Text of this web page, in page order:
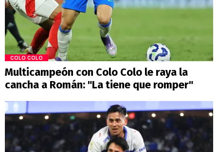
COLO COLO
Multicampeón con Colo Colo le raya la
cancha a Román: "La tiene que romper"